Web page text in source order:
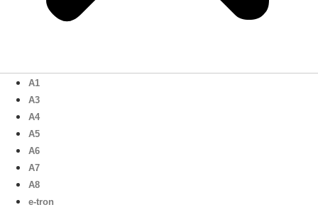
A1
A3
A4
A5
A6
A7
A8
e-tron